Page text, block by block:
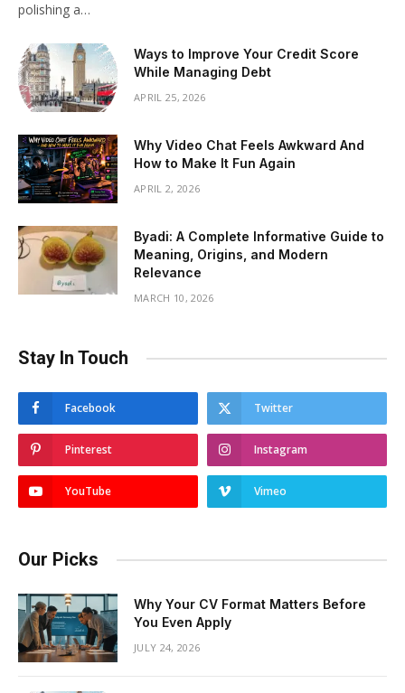
polishing a…
Ways to Improve Your Credit Score
While Managing Debt
APRIL 25, 2026
Why Video Chat Feels Awkward And
How to Make It Fun Again
APRIL 2, 2026
Byadi: A Complete Informative Guide to
Meaning, Origins, and Modern
Relevance
MARCH 10, 2026
Stay In Touch
Facebook Twitter
Pinterest Instagram
YouTube Vimeo
Our Picks
Why Your CV Format Matters Before
You Even Apply
JULY 24, 2026